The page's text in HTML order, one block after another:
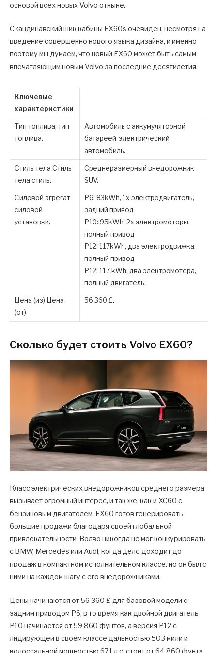
основой всех новых Volvo отныне.
Скандинавский шик кабины EX60s очевиден, несмотря на
введение совершенно нового языка дизайна, и именно
поэтому мы думаем, что новый EX60 может быть самым
впечатляющим новым Volvo за последние десятилетия.
Ключевые
характеристики
Тип топлива, тип
топлива.
Автомобиль с аккумуляторной
батареей-электрический
автомобиль.
Стиль тела Стиль
тела стиль.
Среднеразмерный внедорожник
SUV.
Силовой агрегат
силовой
установки.
P6: 83kWh, 1x электродвигатель,
задний привод
P10: 95kWh, 2x электромоторы,
полный привод
P12: 117kWh, два электродвижка,
полный привод
P12: 117 kWh, два электромотора,
полный двигатель.
Цена (из) Цена
(от)
56 360 £.
Сколько будет стоить Volvo EX60?
Класс электрических внедорожников среднего размера
вызывает огромный интерес, и так же, как и XC60 с
бензиновым двигателем, EX60 готов генерировать
большие продажи благодаря своей глобальной
привлекательности. Волво никогда не мог конкурировать
с BMW, Mercedes или Audi, когда дело доходит до
продаж в компактном исполнительном классе, но он был с
ними на каждом шагу с его внедорожниками.
Цены начинаются от 56 360 £ для базовой модели с
задним приводом P6, в то время как двойной двигатель
P10 начинается от 59 860 фунтов, а версия P12 с
лидирующей в своем классе дальностью 503 мили и
колоссальной мощностью 671 л.с. стоит от 64 860 фунта